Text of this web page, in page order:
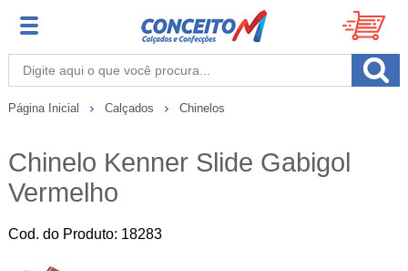
Página Inicial Calçados Chinelos
Chinelo Kenner Slide Gabigol
Vermelho
Cod. do Produto: 18283